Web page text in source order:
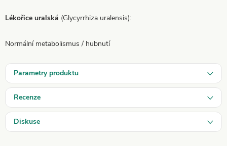
Lékořice uralská (Glycyrrhiza uralensis):
Normální metabolismus / hubnutí
Parametry produktu
Recenze
Diskuse